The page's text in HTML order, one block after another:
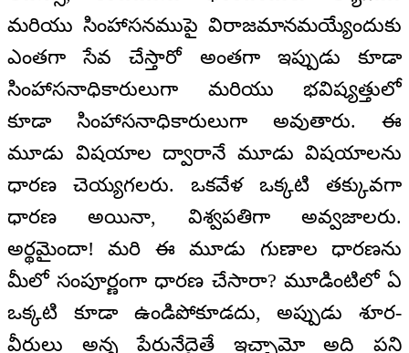
మరియు సింహాసనముపై విరాజమానమయ్యేందుకు
ఎంతగా సేవ చేస్తారో అంతగా ఇప్పుడు కూడా
సింహాసనాధికారులుగా మరియు భవిష్యత్తులో
కూడా సింహాసనాధికారులుగా అవుతారు. ఈ
మూడు విషయాల ద్వారానే మూడు విషయాలను
ధారణ చెయ్యగలరు. ఒకవేళ ఒక్కటి తక్కువగా
ధారణ అయినా, విశ్వపతిగా అవ్వజాలరు.
అర్థమైందా! మరి ఈ మూడు గుణాల ధారణను
మీలో సంపూర్ణంగా ధారణ చేసారా? మూడింటిలో ఏ
ఒక్కటి కూడా ఉండిపోకూడదు, అప్పుడు శూర-
వీరులు అన్న పేరునేదైతే ఇచ్చామో అది పని